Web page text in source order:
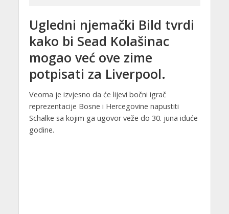
Ugledni njemački Bild tvrdi
kako bi Sead Kolašinac
mogao već ove zime
potpisati za Liverpool.
Veoma je izvjesno da će lijevi bočni igrač
reprezentacije Bosne i Hercegovine napustiti
Schalke sa kojim ga ugovor veže do 30. juna iduće
godine.